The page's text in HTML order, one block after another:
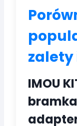
zalety
IMOU